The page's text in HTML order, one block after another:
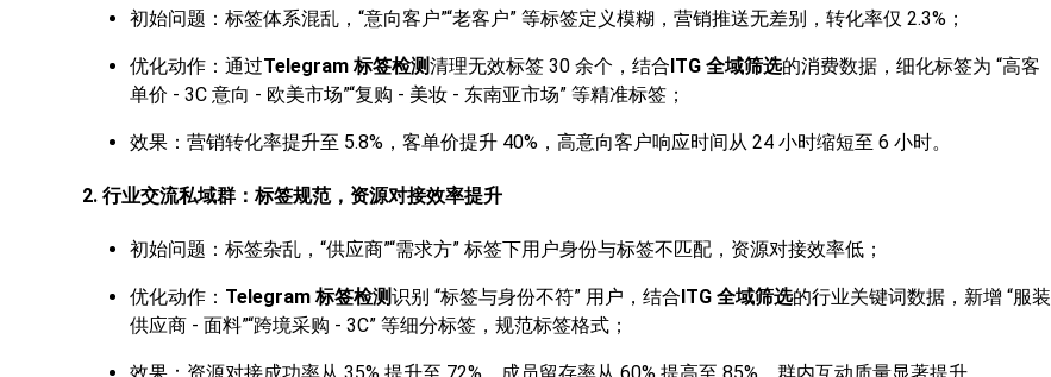
初始问题：标签体系混乱，“意向客户”“老客户” 等标签定义模糊，营销推送无差别，转化率仅 2.3%；
优化动作：通过Telegram 标签检测清理无效标签 30 余个，结合ITG 全域筛选的消费数据，细化标签为 “高客
单价 - 3C 意向 - 欧美市场”“复购 - 美妆 - 东南亚市场” 等精准标签；
效果：营销转化率提升至 5.8%，客单价提升 40%，高意向客户响应时间从 24 小时缩短至 6 小时。
2. 行业交流私域群：标签规范，资源对接效率提升
初始问题：标签杂乱，“供应商”“需求方” 标签下用户身份与标签不匹配，资源对接效率低；
优化动作： Telegram 标签检测识别 “标签与身份不符” 用户，结合 ITG 全域筛选的行业关键词数据，新增 “服装
供应商 - 面料”“跨境采购 - 3C” 等细分标签，规范标签格式；